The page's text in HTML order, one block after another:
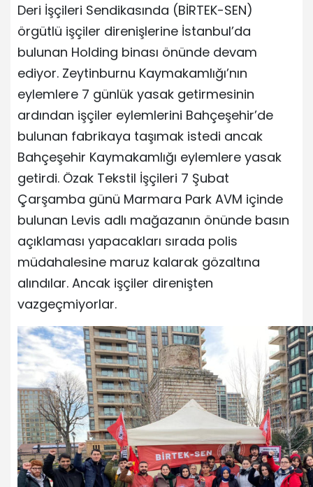
Deri İşçileri Sendikasında (BİRTEK-SEN)
örgütlü işçiler direnişlerine İstanbul’da
bulunan Holding binası önünde devam
ediyor. Zeytinburnu Kaymakamlığı’nın
eylemlere 7 günlük yasak getirmesinin
ardından işçiler eylemlerini Bahçeşehir’de
bulunan fabrikaya taşımak istedi ancak
Bahçeşehir Kaymakamlığı eylemlere yasak
getirdi. Özak Tekstil İşçileri 7 Şubat
Çarşamba günü Marmara Park AVM içinde
bulunan Levis adlı mağazanın önünde basın
açıklaması yapacakları sırada polis
müdahalesine maruz kalarak gözaltına
alındılar. Ancak işçiler direnişten
vazgeçmiyorlar.